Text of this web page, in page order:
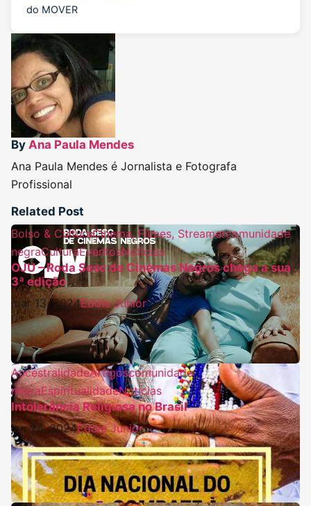
do MOVER
By Ana Paula Mendes
Ana Paula Mendes é Jornalista e Fotografa
Profissional
Related Post
Bolso & CulturaCinema, Filmes, Streamercomunidade
negraCulturaEventosNoticias
OJU – Roda Sesc de Cinemas Negros chega a sua
3ª edição
mar 13, 2024Eddie Junior
AncestralidadeArtigoscomunidade
negraEspiritualidadeNoticias
Intolerância Religiosa no Brasil
jan 24, 2024Eddie Junior